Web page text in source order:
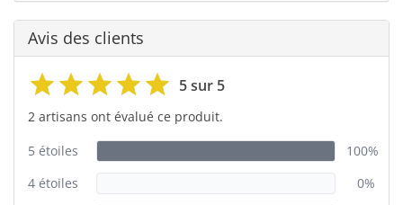
Avis des clients
5 sur 5
2 artisans ont évalué ce produit.
5 étoiles
100%
4 étoiles
0%